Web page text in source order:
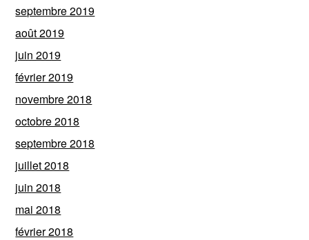
septembre 2019
août 2019
juin 2019
février 2019
novembre 2018
octobre 2018
septembre 2018
juillet 2018
juin 2018
mai 2018
février 2018